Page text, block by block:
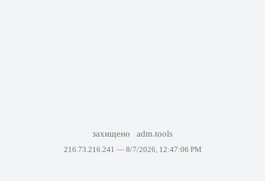
захищено adm.tools
216.73.216.241 — 8/7/2026, 12:47:06 PM